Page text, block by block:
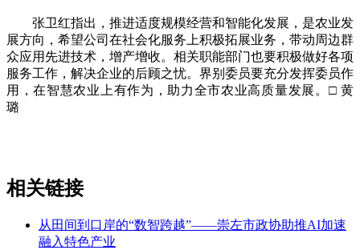
张卫红指出，推进适度规模经营和智能化发展，是农业发
展方向，希望公司在社会化服务上积极拓展业务，带动周边群
众应用先进技术，增产增收。相关职能部门也要积极做好各项
服务工作，解决企业的后顾之忧。界别委员要充分发挥委员作
用，在智慧农业上有作为，助力全市农业高质量发展。□ 黄
璐
相关链接
从田间到口岸的“数智跨越”——崇左市政协助推AI加速
融入特色产业